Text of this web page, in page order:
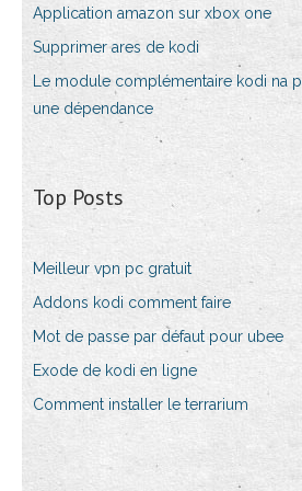
Application amazon sur xbox one
Supprimer ares de kodi
Le module complémentaire kodi na
une dépendance
Top Posts
Meilleur vpn pc gratuit
Addons kodi comment faire
Mot de passe par défaut pour ubee
Exode de kodi en ligne
Comment installer le terrarium